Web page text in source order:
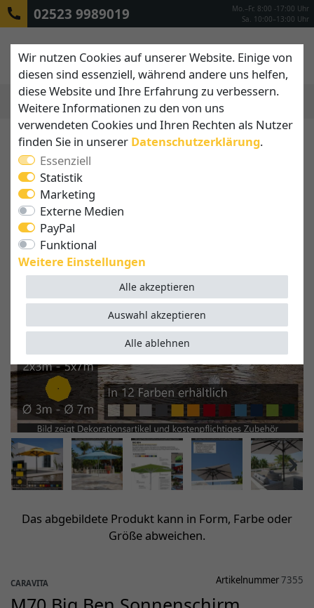
02523 9989019
Mo.–Fr. 8:00 -17:00 Uhr
Sa. 10:00–13:00 Uhr
Das abgebildete Produkt kann in Form, Farbe oder
Größe abweichen.
CARAVITA Artikelnummer7355
Wir nutzen Cookies auf unserer Website. Einige von
diesen sind essenziell, während andere uns helfen,
diese Website und Ihre Erfahrung zu verbessern.
Weitere Informationen zu den von uns
verwendeten Cookies und Ihren Rechten als Nutzer
finden Sie in unserer Daten­schutz­erklärung.
Essenziell
Statistik
Marketing
Externe Medien
PayPal
Funktional
Weitere Einstellungen
Alle akzeptieren
Alle ablehnen
Auswahl akzeptieren